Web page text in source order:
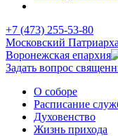
+7 (473) 255-53-80
Московский
Воронежская епархия
Задать вопрос
О соборе
Расписание
Духовенство
Жизнь прихода